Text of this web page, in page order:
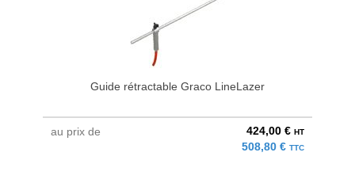
Guide rétractable Graco LineLazer
au prix de 424,00 € HT
508,80 € TTC